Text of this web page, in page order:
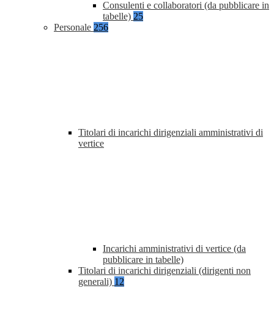
Consulenti e collaboratori (da pubblicare in
tabelle) 25
Personale 256
Titolari di incarichi dirigenziali amministrativi di
vertice
Incarichi amministrativi di vertice (da
pubblicare in tabelle)
Titolari di incarichi dirigenziali (dirigenti non
generali) 12